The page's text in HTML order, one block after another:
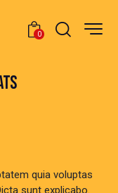
0
quia voluptas
sunt explicabo.